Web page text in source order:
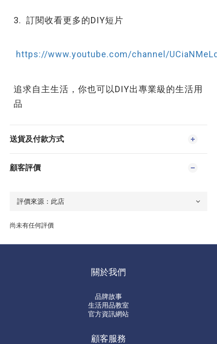
3. 訂閱收看更多的DIY短片
https://www.youtube.com/channel/
追求自主生活，你也可以DIY出專業級的生活用
品
送貨及付款方式
顧客評價
尚未有任何評價
關於我們
品牌故事
生活用品教室
官方資訊網站
顧客服務